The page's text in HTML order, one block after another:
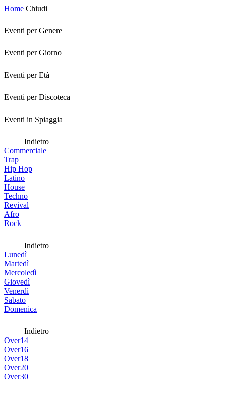
Home Chiudi
Eventi per Genere
Eventi per Giorno
Eventi per Età
Eventi per Discoteca
Eventi in Spiaggia
Indietro
Commerciale
Trap
Hip Hop
Latino
House
Techno
Revival
Afro
Rock
Indietro
Lunedì
Martedì
Mercoledì
Giovedì
Venerdì
Sabato
Domenica
Indietro
Over14
Over16
Over18
Over20
Over30